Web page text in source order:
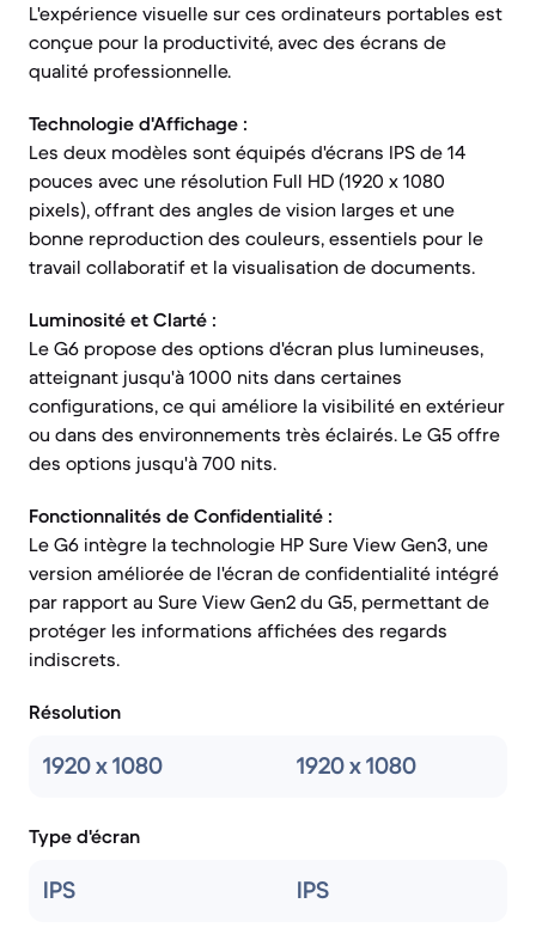
L'expérience visuelle sur ces ordinateurs portables est
conçue pour la productivité, avec des écrans de
qualité professionnelle.
Technologie d'Affichage :
Les deux modèles sont équipés d'écrans IPS de 14
pouces avec une résolution Full HD (1920 x 1080
pixels), offrant des angles de vision larges et une
bonne reproduction des couleurs, essentiels pour le
travail collaboratif et la visualisation de documents.
Luminosité et Clarté :
Le G6 propose des options d'écran plus lumineuses,
atteignant jusqu'à 1000 nits dans certaines
configurations, ce qui améliore la visibilité en extérieur
ou dans des environnements très éclairés. Le G5 offre
des options jusqu'à 700 nits.
Fonctionnalités de Confidentialité :
Le G6 intègre la technologie HP Sure View Gen3, une
version améliorée de l'écran de confidentialité intégré
par rapport au Sure View Gen2 du G5, permettant de
protéger les informations affichées des regards
indiscrets.
Résolution
1920 x 1080 1920 x 1080
Type d'écran
IPS IPS